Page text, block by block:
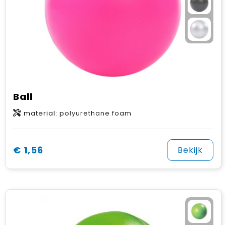
Ball
material: polyurethane foam
€ 1,56 Bekijk